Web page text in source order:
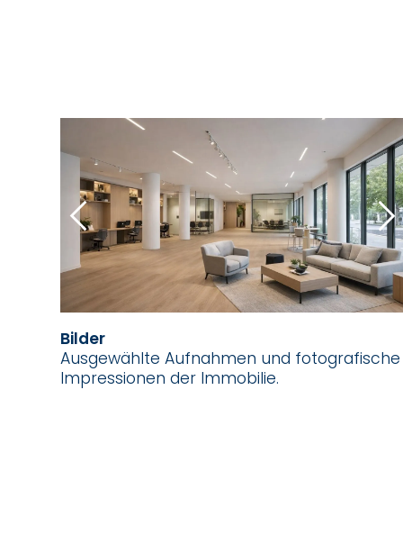
Bilder
Ausgewählte Aufnahmen und fotografische
Impressionen der Immobilie.